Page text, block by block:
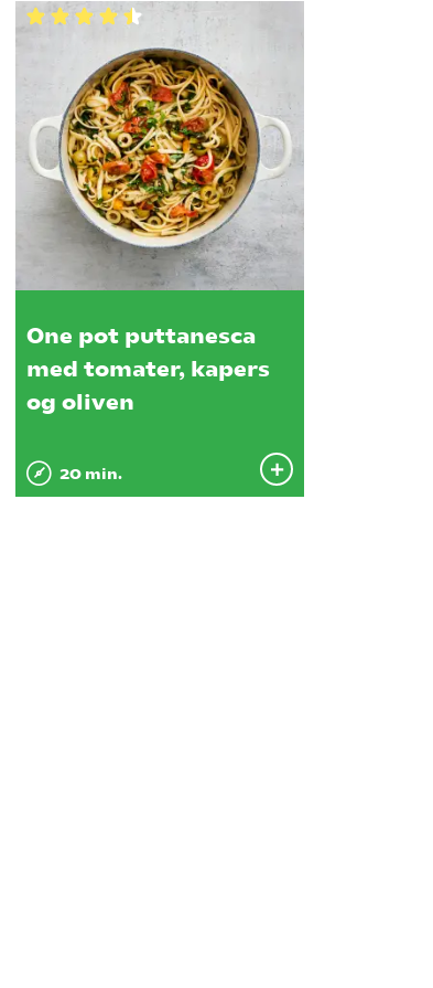
One pot puttanesca
med tomater, kapers
og oliven
20 min.